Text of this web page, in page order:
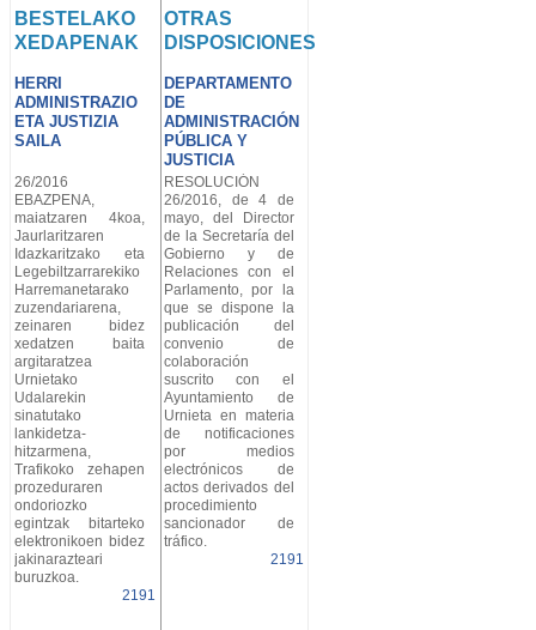
BESTELAKO
XEDAPENAK
HERRI
ADMINISTRAZIO
ETA JUSTIZIA
SAILA
OTRAS
DISPOSICIONES
DEPARTAMENTO
DE
ADMINISTRACIÓN
PÚBLICA Y
JUSTICIA
26/2016
EBAZPENA,
maiatzaren 4koa,
Jaurlaritzaren
Idazkaritzako eta
Legebiltzarrarekiko
Harremanetarako
zuzendariarena,
zeinaren bidez
xedatzen baita
argitaratzea
Urnietako
Udalarekin
sinatutako
lankidetza-
hitzarmena,
Trafikoko zehapen
prozeduraren
ondoriozko
egintzak bitarteko
elektronikoen bidez
jakinarazteari
buruzkoa.
2191
RESOLUCIÓN
26/2016, de 4 de
mayo, del Director
de la Secretaría del
Gobierno y de
Relaciones con el
Parlamento, por la
que se dispone la
publicación del
convenio de
colaboración
suscrito con el
Ayuntamiento de
Urnieta en materia
de notificaciones
por medios
electrónicos de
actos derivados del
procedimiento
sancionador de
tráfico.
2191